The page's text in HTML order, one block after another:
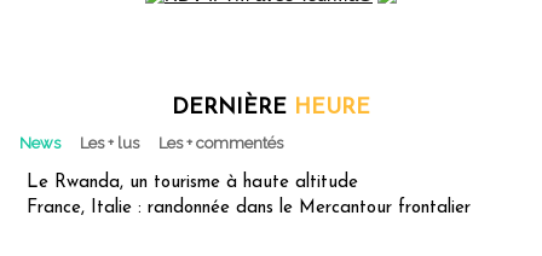
DERNIÈRE HEURE
News Les + lus Les + commentés
Le Rwanda, un tourisme à haute altitude
France, Italie : randonnée dans le Mercantour frontalier